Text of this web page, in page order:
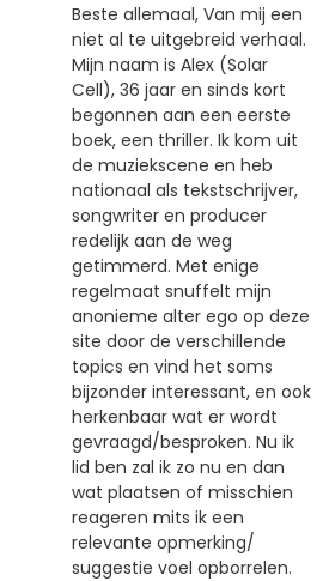
Beste allemaal, Van mij een
niet al te uitgebreid verhaal.
Mijn naam is Alex (Solar
Cell), 36 jaar en sinds kort
begonnen aan een eerste
boek, een thriller. Ik kom uit
de muziekscene en heb
nationaal als tekstschrijver,
songwriter en producer
redelijk aan de weg
getimmerd. Met enige
regelmaat snuffelt mijn
anonieme alter ego op deze
site door de verschillende
topics en vind het soms
bijzonder interessant, en ook
herkenbaar wat er wordt
gevraagd/besproken. Nu ik
lid ben zal ik zo nu en dan
wat plaatsen of misschien
reageren mits ik een
relevante opmerking/
suggestie voel opborrelen.